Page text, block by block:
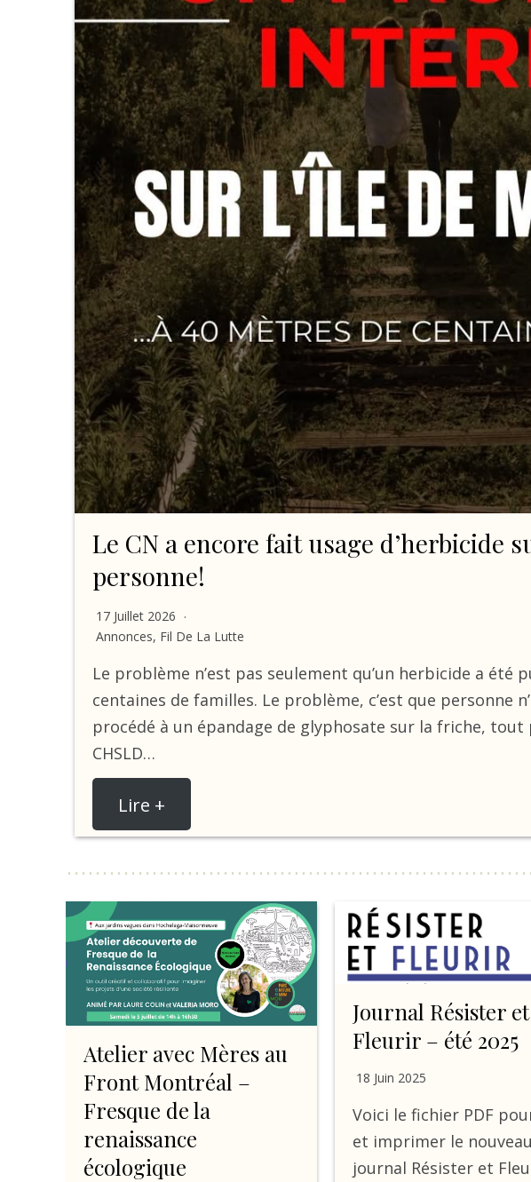
Le CN a encore fait usage d’herbicide
personne!
17 Juillet 2026
Annonces, Fil De La Lutte
Le problème n’est pas seulement qu’un herbicide a été
centaines de familles. Le problème, c’est que personne
procédé à un épandage de glyphosate sur la friche,
CHSLD…
Lire +
Atelier avec Mères au
Front Montréal –
Fresque de la
renaissance
écologique
Journal Résister et
Fleurir – été 2025
18 Juin 2025
Voici le fichier PDF
et imprimer le nouveau
journal Résister et